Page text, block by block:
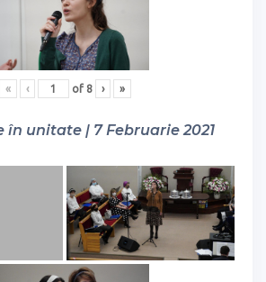
« ‹ of 8 › »
unitate | 7 Februarie 2021